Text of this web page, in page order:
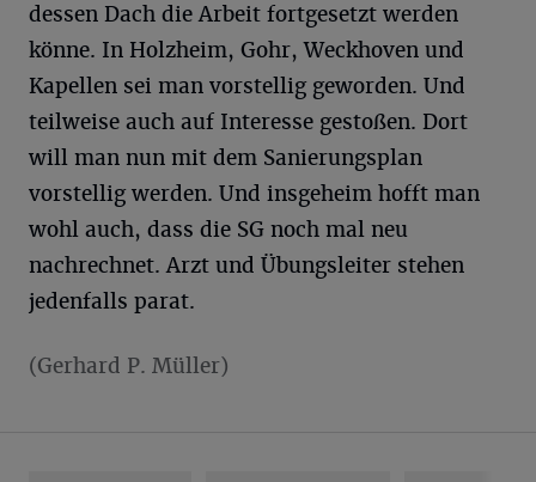
dessen Dach die Arbeit fortgesetzt werden
könne. In Holzheim, Gohr, Weckhoven und
Kapellen sei man vorstellig geworden. Und
teilweise auch auf Interesse gestoßen. Dort
will man nun mit dem Sanierungsplan
vorstellig werden. Und insgeheim hofft man
wohl auch, dass die SG noch mal neu
nachrechnet. Arzt und Übungsleiter stehen
jedenfalls parat.
(Gerhard P. Müller)